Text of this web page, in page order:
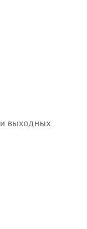
выходных